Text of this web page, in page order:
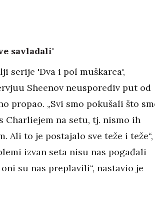
savladali'
serije 'Dva i pol muškarca',
Sheenov neusporediv put od
propao. „Svi smo pokušali što
Charliejem na setu, tj. nismo ih
Ali to je postajalo sve teže i teže“,
izvan seta nisu nas pogađali
su nas preplavili“, nastavio je